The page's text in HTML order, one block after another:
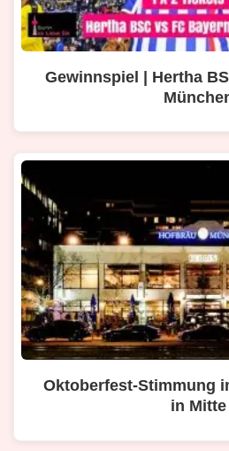
Gewinnspiel | Hertha
Oktoberfest-Stimmung
in Mitte